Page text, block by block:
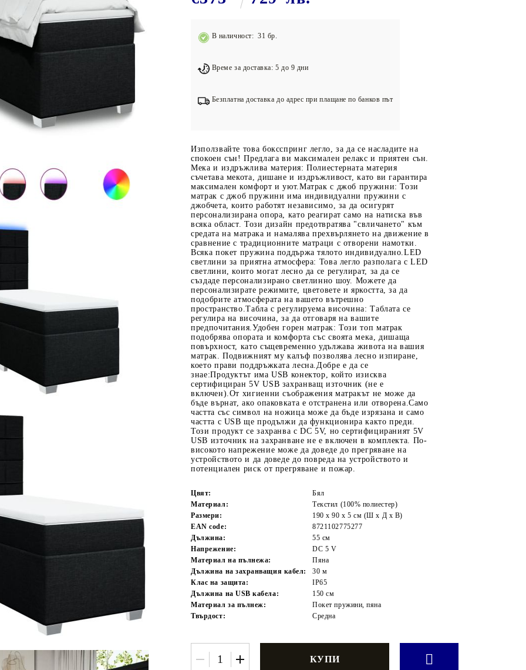
Подложки за фитнес уреди
Лостове за набиране
Силови кули
Tweet
В наличност: 31 бр.
Време за доставка: 5 до 9 дни
Безплатна доставка до адрес при плащане по банков път
Използвайте това боксспринг легло, за да се насладите на
спокоен сън! Предлага ви максимален релакс и приятен сън.
Мека и издръжлива материя: Полиестерната материя
съчетава мекота, дишане и издръжливост, като ви гарантира
максимален комфорт и уют.Матрак с джоб пружини: Този
матрак с джоб пружини има индивидуални пружини с
джобчета, които работят независимо, за да осигурят
персонализирана опора, като реагират само на натиска във
всяка област. Този дизайн предотвратява "свличането" към
средата на матрака и намалява прехвърлянето на движение в
сравнение с традиционните матраци с отворени намотки.
Всяка покет пружина поддържа тялото индивидуално.LED
светлини за приятна атмосфера: Това легло разполага с LED
светлини, които могат лесно да се регулират, за да се
създаде персонализирано светлинно шоу. Можете да
персонализирате режимите, цветовете и яркостта, за да
подобрите атмосферата на вашето вътрешно
пространство.Табла с регулируема височина: Таблата се
регулира на височина, за да отговаря на вашите
предпочитания.Удобен горен матрак: Този топ матрак
подобрява опората и комфорта със своята мека, дишаща
повърхност, като същевременно удължава живота на вашия
матрак. Подвижният му калъф позволява лесно изпиране,
което прави поддръжката лесна.Добре е да се
знае:Продуктът има USB конектор, който изисква
сертифициран 5V USB захранващ източник (не е
включен).От хигиенни съображения матракът не може да
бъде върнат, ако опаковката е отстранена или отворена.Само
частта със символ на ножица може да бъде изрязана и само
частта с USB ще продължи да функционира както преди.
Този продукт се захранва с DC 5V, но сертифицираният 5V
USB източник на захранване не е включен в комплекта. По-
високото напрежение може да доведе до прегряване на
устройството и да доведе до повреда на устройството и
потенциален риск от прегряване и пожар.
Цвят:
Бял
Материал:
Текстил (100% полиестер)
Размери:
190 x 90 x 5 см (Ш x Д x В)
EAN code:
8721102775277
Дължина:
55 см
Напрежение:
DC 5 V
Материал на пълнежа:
Пяна
Дължина на захранващия кабел:
30 м
Клас на защита:
IP65
Дължина на USB кабела:
150 см
Материал за пълнеж:
Покет пружини, пяна
Твърдост:
Средна